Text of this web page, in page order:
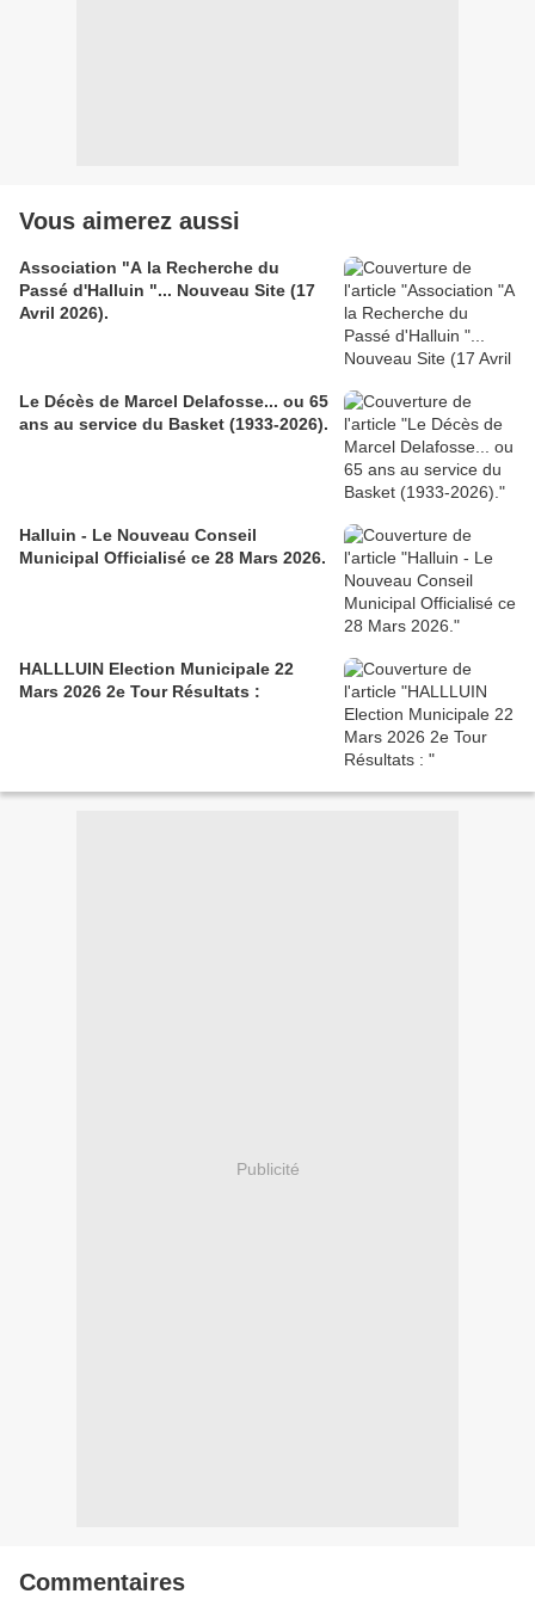
Vous aimerez aussi
Association "A la Recherche du
Passé d'Halluin "... Nouveau Site (17
Avril 2026).
Le Décès de Marcel Delafosse... ou 65
ans au service du Basket (1933-2026).
Halluin - Le Nouveau Conseil
Municipal Officialisé ce 28 Mars 2026.
HALLLUIN Election Municipale 22
Mars 2026 2e Tour Résultats :
Publicité
Commentaires